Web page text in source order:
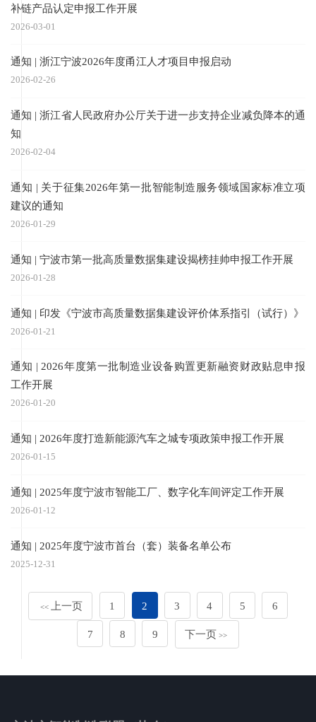
补链产品认定申报工作开展
2026-03-01
通知 | 浙江宁波2026年度甬江人才项目申报启动
2026-02-26
通知 | 浙江省人民政府办公厅关于进一步支持企业减负降本的通
知
2026-02-04
通知 | 关于征集2026年第一批智能制造服务领域国家标准立项
建议的通知
2026-01-29
通知 | 宁波市第一批高质量数据集建设揭榜挂帅申报工作开展
2026-01-28
通知 | 印发《宁波市高质量数据集建设评价体系指引（试行）》
2026-01-21
通知 | 2026年度第一批制造业设备购置更新融资财政贴息申报
工作开展
2026-01-20
通知 | 2026年度打造新能源汽车之城专项政策申报工作开展
2026-01-15
通知 | 2025年度宁波市智能工厂、数字化车间评定工作开展
2026-01-12
通知 | 2025年度宁波市首台（套）装备名单公布
2025-12-31
<< 上一页 1 2 3 4 5 6
7 8 9 下一页 >>